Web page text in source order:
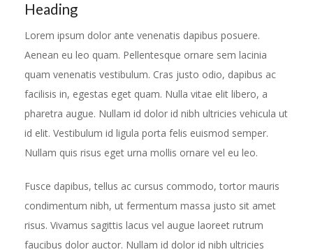
Heading
Lorem ipsum dolor ante venenatis dapibus posuere.
Aenean eu leo quam. Pellentesque ornare sem lacinia
quam venenatis vestibulum. Cras justo odio, dapibus ac
facilisis in, egestas eget quam. Nulla vitae elit libero, a
pharetra augue. Nullam id dolor id nibh ultricies vehicula ut
id elit. Vestibulum id ligula porta felis euismod semper.
Nullam quis risus eget urna mollis ornare vel eu leo.
Fusce dapibus, tellus ac cursus commodo, tortor mauris
condimentum nibh, ut fermentum massa justo sit amet
risus. Vivamus sagittis lacus vel augue laoreet rutrum
faucibus dolor auctor. Nullam id dolor id nibh ultricies